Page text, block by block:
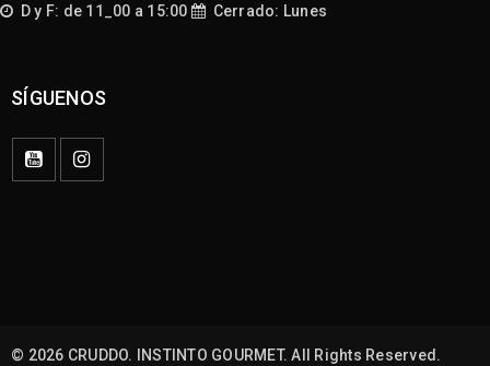
D y F: de 11_00 a 15:00
Cerrado: Lunes
SÍGUENOS
© 2026 CRUDDO. INSTINTO GOURMET. All Rights Reserved.